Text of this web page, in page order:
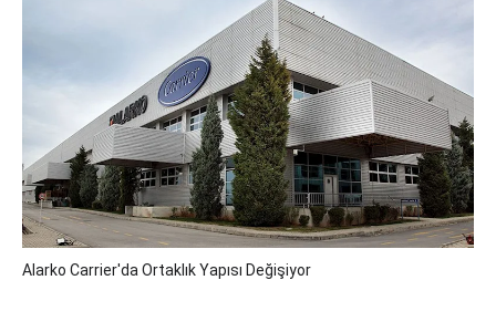
Alarko Carrier'da Ortaklık Yapısı Değişiyor